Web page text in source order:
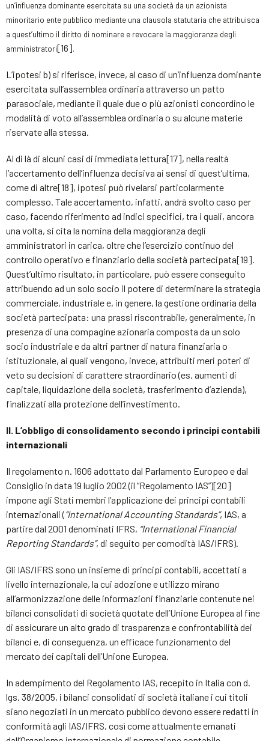
un’influenza dominante esercitata su una società da un azionista
minoritario ente pubblico mediante una clausola statutaria che attribuisca
a quest’ultimo il diritto di nominare e revocare la maggioranza degli
amministratori[16].
L’ipotesi b) si riferisce, invece, al caso di un’influenza dominante
esercitata sull’assemblea ordinaria attraverso un patto
parasociale, mediante il quale due o più azionisti concordino le
modalità di voto all’assemblea ordinaria o su alcune materie
riservate alla stessa.
Al di là di alcuni casi di immediata lettura[17], nella realtà
l’accertamento dell’influenza decisiva ai sensi di quest’ultima,
come di altre[18], ipotesi può rivelarsi particolarmente
complesso. Tale accertamento, infatti, andrà svolto caso per
caso, facendo riferimento ad indici specifici, tra i quali, ancora
una volta, si cita la nomina della maggioranza degli
amministratori in carica, oltre che l’esercizio continuo del
controllo operativo e finanziario della società partecipata[19].
Quest’ultimo risultato, in particolare, può essere conseguito
attribuendo ad un solo socio il potere di determinare la strategia
commerciale, industriale e, in genere, la gestione ordinaria della
società partecipata: una prassi riscontrabile, generalmente, in
presenza di una compagine azionaria composta da un solo
socio industriale e da altri partner di natura finanziaria o
istituzionale, ai quali vengono, invece, attribuiti meri poteri di
veto su decisioni di carattere straordinario (es. aumenti di
capitale, liquidazione della società, trasferimento d’azienda),
finalizzati alla protezione dell’investimento.
II. L’obbligo di consolidamento secondo i principi contabili
internazionali
Il regolamento n. 1606 adottato dal Parlamento Europeo e dal
Consiglio in data 19 luglio 2002 (il “Regolamento IAS”)[20]
impone agli Stati membri l’applicazione dei principi contabili
internazionali (“International Accounting Standards”, IAS, a
partire dal 2001 denominati IFRS, “International Financial
Reporting Standards”, di seguito per comodità IAS/IFRS).
Gli IAS/IFRS sono un insieme di principi contabili, accettati a
livello internazionale, la cui adozione e utilizzo mirano
all’armonizzazione delle informazioni finanziarie contenute nei
bilanci consolidati di società quotate dell’Unione Europea al fine
di assicurare un alto grado di trasparenza e confrontabilità dei
bilanci e, di conseguenza, un efficace funzionamento del
mercato dei capitali dell’Unione Europea.
In adempimento del Regolamento IAS, recepito in Italia con d.
lgs. 38/2005, i bilanci consolidati di società italiane i cui titoli
siano negoziati in un mercato pubblico devono essere redatti in
conformità agli IAS/IFRS, così come attualmente emanati